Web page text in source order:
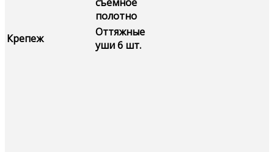
полотно
Крепеж
Оттяжные
уши 6 шт.